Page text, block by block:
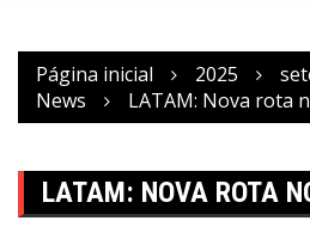
Página inicial 2025
News
LATAM: Nova rota
LATAM: NOVA ROTA